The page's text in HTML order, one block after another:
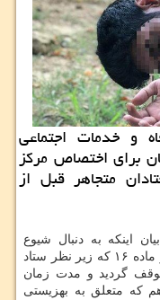
و خدمات اجتماعی
برای اختصاص مركز
متجاهر قبل از
اینكه به دنبال شیوع
ویروس كرونا، پذیرش در كمپ های مراكز ماده ۱۶ كه زیر نظر ستاد
گردید و مدت زمان
معتادان در كمپ های ماده ۱۵ هم كه متعلق به بهزیستی